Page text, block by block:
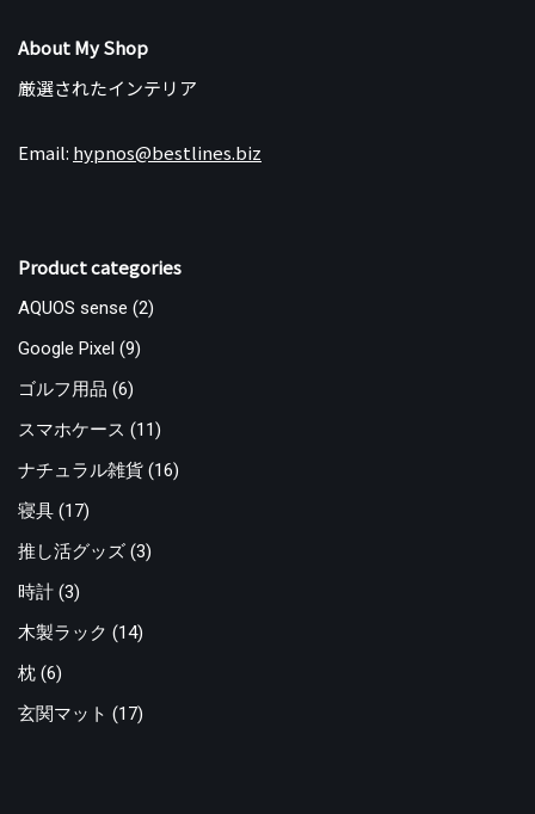
About My Shop
厳選されたインテリア
Email: hypnos@bestlines.biz
Product categories
AQUOS sense (2)
Google Pixel (9)
ゴルフ用品 (6)
スマホケース (11)
ナチュラル雑貨 (16)
寝具 (17)
推し活グッズ (3)
時計 (3)
木製ラック (14)
枕 (6)
玄関マット (17)